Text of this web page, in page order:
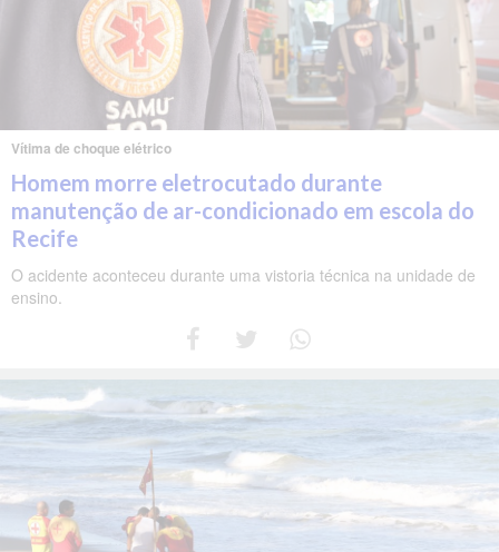
Vítima de choque elétrico
Homem morre eletrocutado durante
manutenção de ar-condicionado em escola do
Recife
O acidente aconteceu durante uma vistoria técnica na unidade de
ensino.